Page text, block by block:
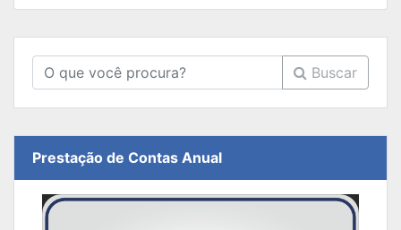
Buscar
Prestação de Contas Anual